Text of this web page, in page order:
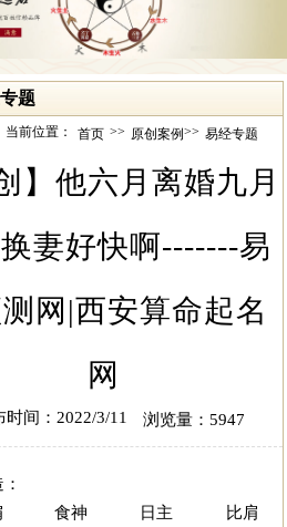
题
当前位置： 首页 >> 原创案例>> 易经专题
】他六月离婚九月
妻好快啊-------易
网|西安算命起名
网
时间：2022/3/11 浏览量：5947
肩 食神 日主 比肩